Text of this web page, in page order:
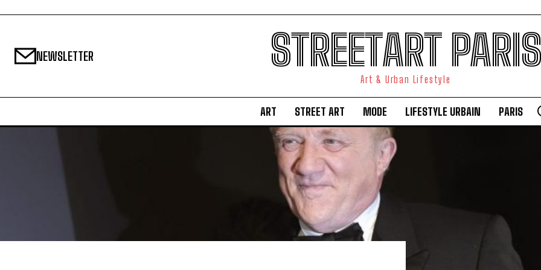
NEWSLETTER STREETART PARIS
Art & Urban Lifestyle
ART STREET ART MODE LIFESTYLE URBAIN PARIS